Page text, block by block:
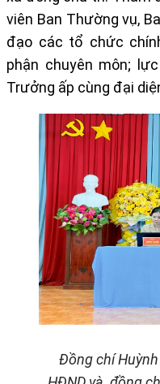
viên Ban Thường vụ,
đạo các tổ chức
phận chuyên môn;
Trưởng ấp cùng đại
Đồng chí